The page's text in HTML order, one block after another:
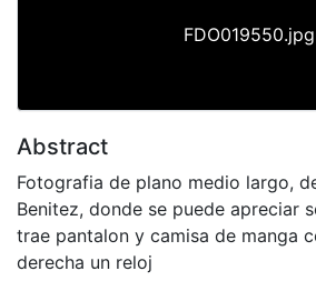
FDO019550.jpg
Abstract
Fotografia de plano medio largo,
Benitez, donde se puede apreciar
trae pantalon y camisa de manga
derecha un reloj